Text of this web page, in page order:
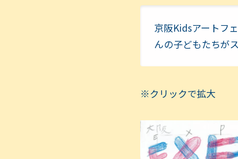
京阪Kidsアートフ
んの子どもたちが
※クリックで拡大